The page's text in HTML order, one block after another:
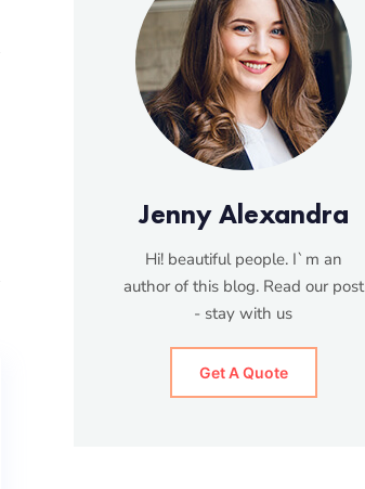
Jenny Alexandra
Hi! beautiful people. I`m an
author of this blog. Read our post
- stay with us
Get A Quote